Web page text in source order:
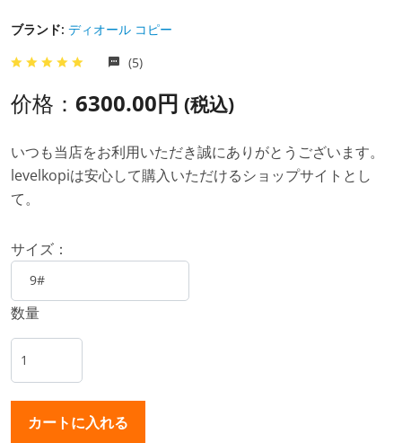
ブランド: ディオール コピー
(5)
价格： 6300.00円 (税込)
いつも当店をお利用いただき誠にありがとうございます。
levelkopiは安心して購入いただけるショップサイトとし
て。
サイズ：
数量